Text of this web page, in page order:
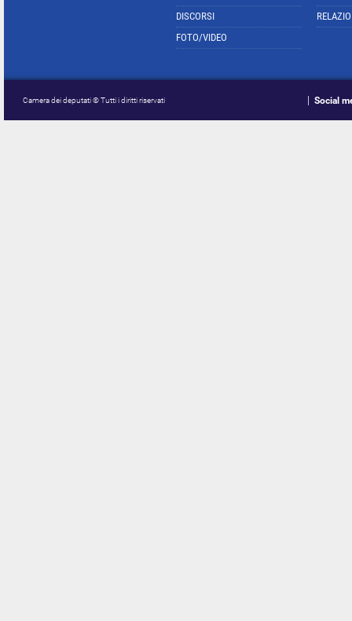
DISCORSI
FOTO/VIDEO
Camera dei deputati © Tutti i diritti riservati Social